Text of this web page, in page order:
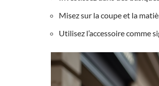
Misez sur la coupe et la
Utilisez l’accessoire comme